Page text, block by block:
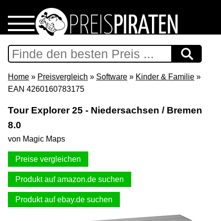
Home
Download
Support & Newsletter
Presse
Datenschutz
Impressum
Home » Preisvergleich » Software » Kinder & Familie »
EAN 4260160783175
Tour Explorer 25 - Niedersachsen / Bremen
8.0
von Magic Maps
Preise vergleichen
Produkt auf amazon.de suchen
Produkt auf ebay.de suchen